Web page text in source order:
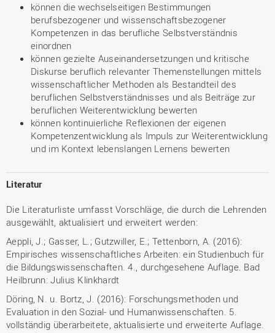
können die wechselseitigen Bestimmungen
berufsbezogener und wissenschaftsbezogener
Kompetenzen in das berufliche Selbstverständnis
einordnen
können gezielte Auseinandersetzungen und kritische
Diskurse beruflich relevanter Themenstellungen mittels
wissenschaftlicher Methoden als Bestandteil des
beruflichen Selbstverständnisses und als Beiträge zur
beruflichen Weiterentwicklung bewerten
können kontinuierliche Reflexionen der eigenen
Kompetenzentwicklung als Impuls zur Weiterentwicklung
und im Kontext lebenslangen Lernens bewerten
Literatur
Die Literaturliste umfasst Vorschläge, die durch die Lehrenden
ausgewählt, aktualisiert und erweitert werden:
Aeppli, J.; Gasser, L.; Gutzwiller, E.; Tettenborn, A. (2016):
Empirisches wissenschaftliches Arbeiten: ein Studienbuch für
die Bildungswissenschaften. 4., durchgesehene Auflage. Bad
Heilbrunn: Julius Klinkhardt
Döring, N. u. Bortz, J. (2016): Forschungsmethoden und
Evaluation in den Sozial- und Humanwissenschaften. 5.
vollständig überarbeitete, aktualisierte und erweiterte Auflage.